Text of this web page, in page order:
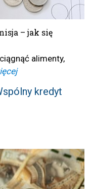
– jak się
alimenty,
kredyt